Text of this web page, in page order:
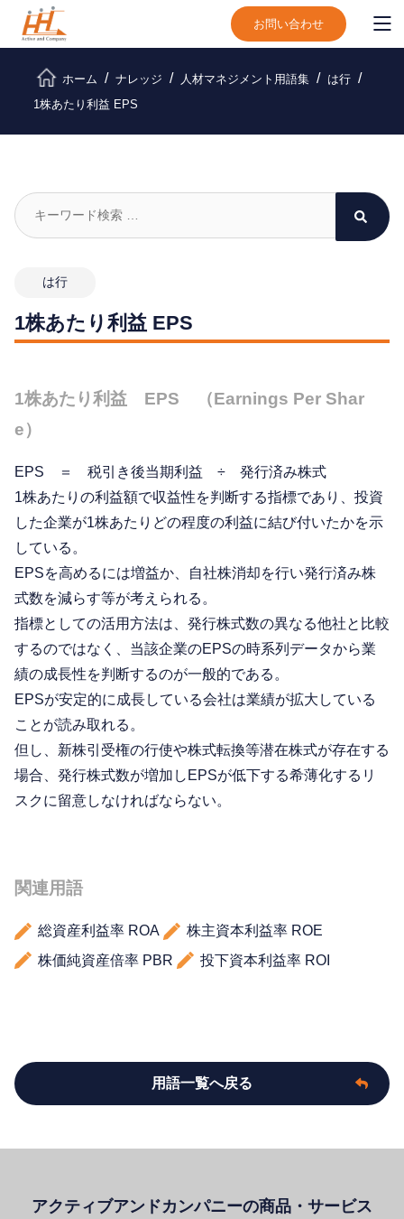
お問い合わせ
ホーム ナレッジ 人材マネジメント用語集
は行
1株あたり利益 EPS
は行
1株あたり利益 EPS
1株あたり利益 EPS （Earnings Per Shar
e）
EPS ＝ 税引き後当期利益 ÷ 発行済み株式
1株あたりの利益額で収益性を判断する指標であり、投資
した企業が1株あたりどの程度の利益に結び付いたかを示
している。
EPSを高めるには増益か、自社株消却を行い発行済み株
式数を減らす等が考えられる。
指標としての活用方法は、発行株式数の異なる他社と比較
するのではなく、当該企業のEPSの時系列データから業
績の成長性を判断するのが一般的である。
EPSが安定的に成長している会社は業績が拡大している
ことが読み取れる。
但し、新株引受権の行使や株式転換等潜在株式が存在する
場合、発行株式数が増加しEPSが低下する希薄化するリ
スクに留意しなければならない。
関連用語
総資産利益率 ROA
株主資本利益率 ROE
株価純資産倍率 PBR
投下資本利益率 ROI
用語一覧へ戻る
アクティブアンドカンパニーの商品・サービス